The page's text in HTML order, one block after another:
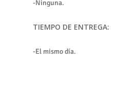
-Ninguna.
TIEMPO DE ENTREGA:
-El mismo día.